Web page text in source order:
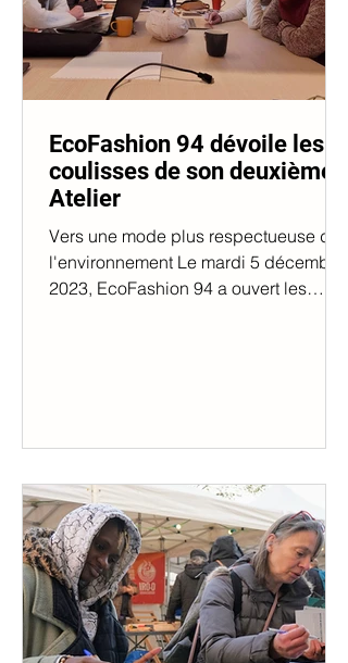
EcoFashion 94 dévoile les
coulisses de son deuxième
Atelier
Vers une mode plus respectueuse de
l'environnement Le mardi 5 décembre
2023, EcoFashion 94 a ouvert les